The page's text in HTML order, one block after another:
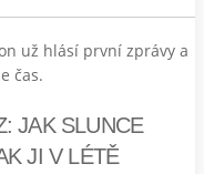
už hlásí první zprávy a
čas.
JAK SLUNCE
JI V LÉTĚ